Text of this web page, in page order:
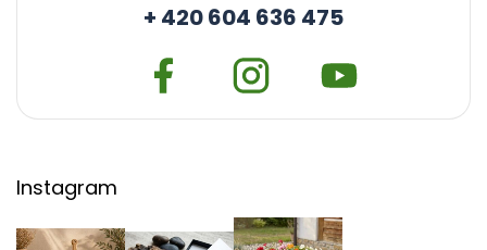
+ 420 604 636 475
Instagram